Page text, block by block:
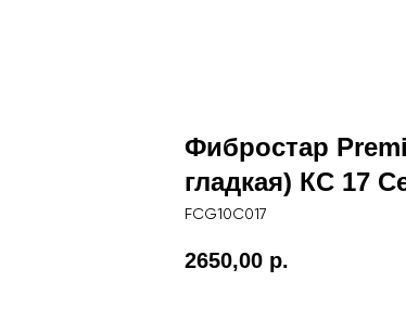
Фибростар
гладкая) КС 17
FCG10C017
2650,00 р.